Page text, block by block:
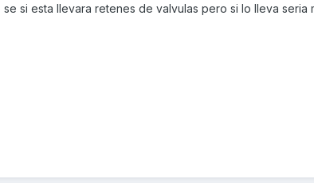
si esta llevara retenes de valvulas pero si lo lleva seria